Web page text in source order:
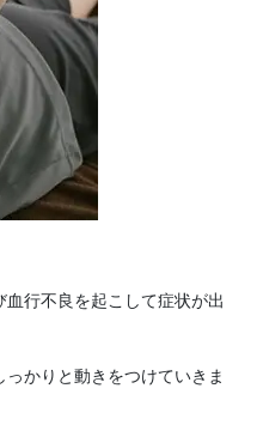
行不良を起こして症状が出
っかりと動きをつけていきま